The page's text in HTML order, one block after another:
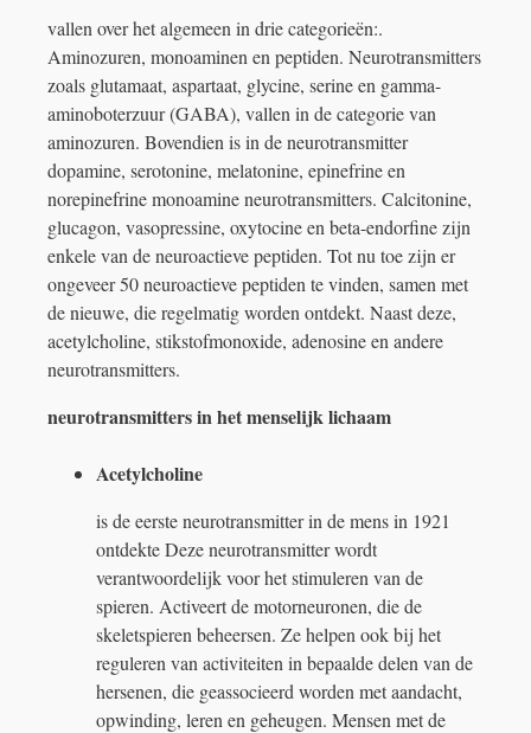
vallen over het algemeen in drie categorieën:.
Aminozuren, monoaminen en peptiden. Neurotransmitters
zoals glutamaat, aspartaat, glycine, serine en gamma-
aminoboterzuur (GABA), vallen in de categorie van
aminozuren. Bovendien is in de neurotransmitter
dopamine, serotonine, melatonine, epinefrine en
norepinefrine monoamine neurotransmitters. Calcitonine,
glucagon, vasopressine, oxytocine en beta-endorfine zijn
enkele van de neuroactieve peptiden. Tot nu toe zijn er
ongeveer 50 neuroactieve peptiden te vinden, samen met
de nieuwe, die regelmatig worden ontdekt. Naast deze,
acetylcholine, stikstofmonoxide, adenosine en andere
neurotransmitters.
neurotransmitters in het menselijk lichaam
Acetylcholine
is de eerste neurotransmitter in de mens in 1921
ontdekte Deze neurotransmitter wordt
verantwoordelijk voor het stimuleren van de
spieren. Activeert de motorneuronen, die de
skeletspieren beheersen. Ze helpen ook bij het
reguleren van activiteiten in bepaalde delen van de
hersenen, die geassocieerd worden met aandacht,
opwinding, leren en geheugen. Mensen met de